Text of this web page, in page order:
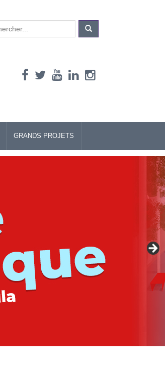
GRANDS PROJETS